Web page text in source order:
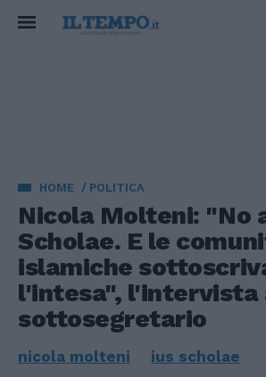
HOME POLITICA
Nicola Molteni: "No
Scholae. E le
islamiche
l'intesa", l'intervista
sottosegretario
nicola molteni ius scholae